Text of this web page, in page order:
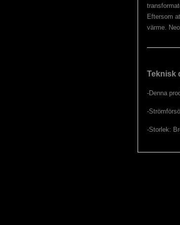
Eftersom
värme.
Teknisk
-Denna
-
-Storlek: